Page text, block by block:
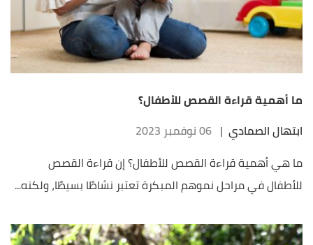
ما أهمية قراءة القصص للأطفال؟
ابتهال الصمادي | 06 نوفمبر 2023
ما هي أهمية قراءة القصص للأطفال؟ إن قراءة القصص
للأطفال في مراحل نموهم المبكرة تعتبر نشاطًا بسيطًا، ولكنه...